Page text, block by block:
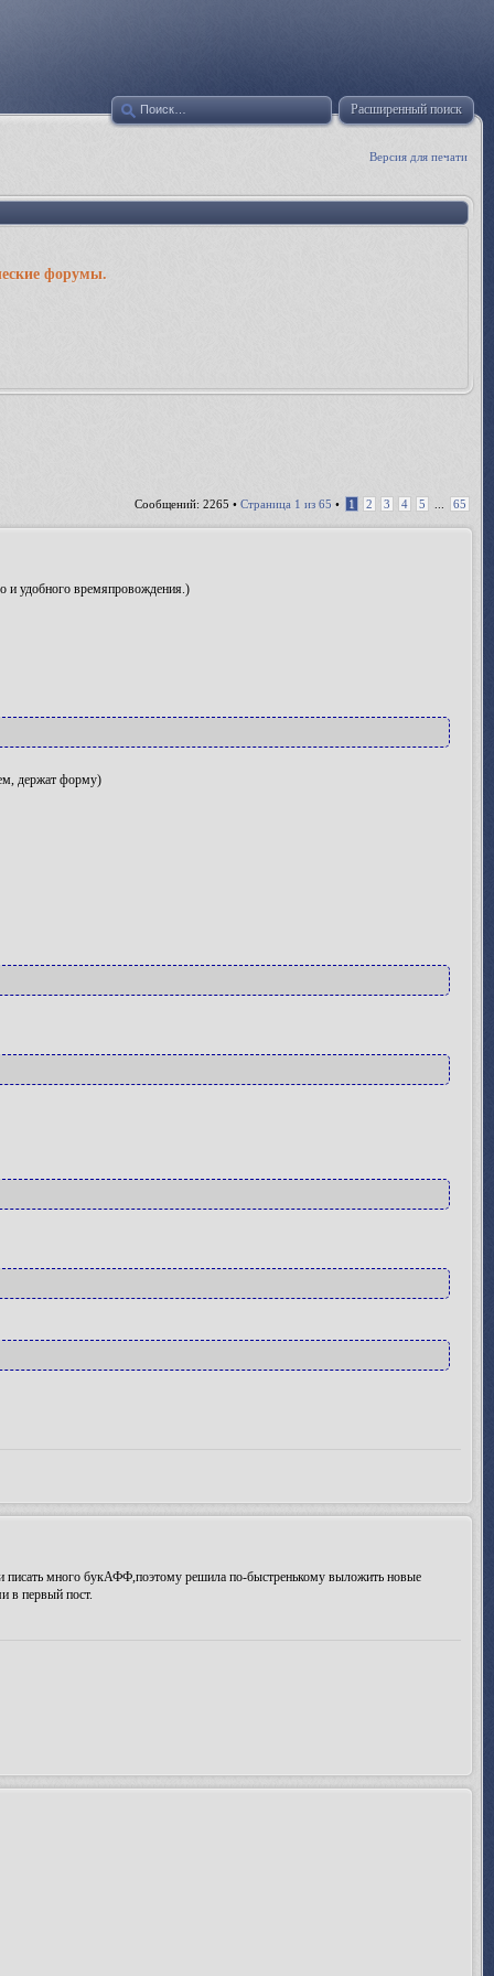
Расширенный поиск
Версия для печати
форумы.
Сообщений: 2265 • Страница 1 из 65 • 1 2 3 4 5 65
и удобного времяпровождения.)
держат форму)
писать много букАФФ,поэтому решила по-быстренькому выложить новые
в первый пост.